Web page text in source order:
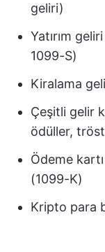
geliri)
Yatırım
1099-S)
Kiralama
Çeşitli gelir
ödüller,
Ödeme
(1099-K)
Kripto para